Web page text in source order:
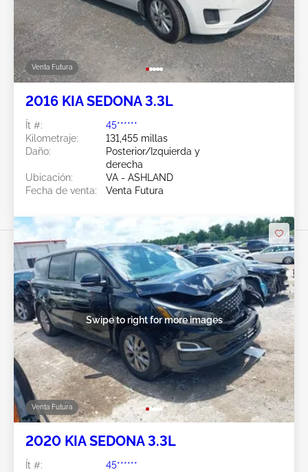
Venta Futura
2016 KIA SEDONA 3.3L
Ít #:
45******
Kilometraje:
131,455 millas
Daño:
Posterior/Izquierda y
derecha
Ubicación:
VA - ASHLAND
Fecha de venta:
Venta Futura
Venta Futura
Swipe to right for more images
2020 KIA SEDONA 3.3L
Ít #:
45******